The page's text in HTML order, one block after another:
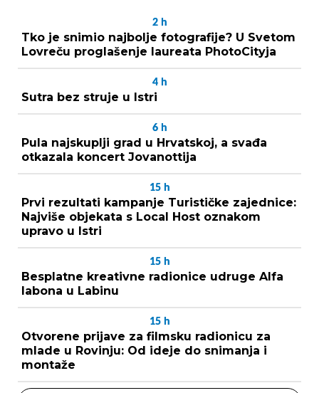
2 h
Tko je snimio najbolje fotografije? U Svetom
Lovreču proglašenje laureata PhotoCityja
4 h
Sutra bez struje u Istri
6 h
Pula najskuplji grad u Hrvatskoj, a svađa
otkazala koncert Jovanottija
15 h
Prvi rezultati kampanje Turističke zajednice:
Najviše objekata s Local Host oznakom
upravo u Istri
15 h
Besplatne kreativne radionice udruge Alfa
labona u Labinu
15 h
Otvorene prijave za filmsku radionicu za
mlade u Rovinju: Od ideje do snimanja i
montaže